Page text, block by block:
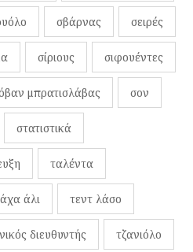
σβάρνας σειρές
σίριους σιφουέντες
μπρατισλάβας σον
στατιστικά
ταλέντα
άλι τεντ λάσο
διευθυντής τζανιόλο